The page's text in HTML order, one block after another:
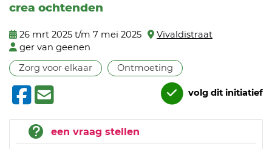
crea ochtenden
26 mrt 2025 t/m 7 mei 2025
Vivaldistraat
ger van geenen
Zorg voor elkaar
Ontmoeting
volg dit initiatief
een vraag stellen